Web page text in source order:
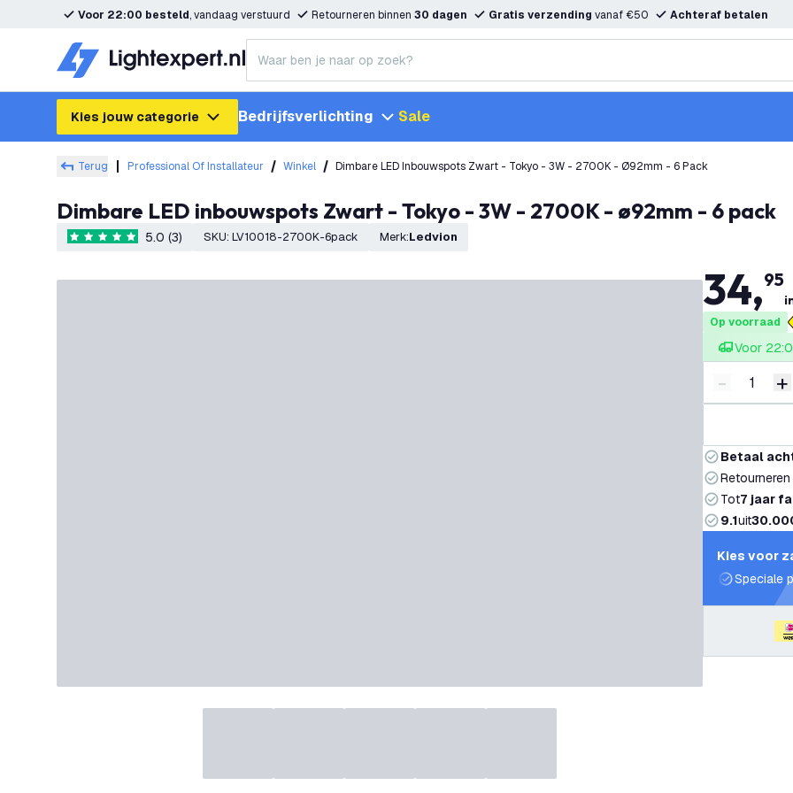
Voor 22:00 besteld, vandaag verstuurd Retourneren binnen 30 dagen Gratis verzending vanaf €50 Achteraf betalen
Kies jouw categorie Bedrijfsverlichting Sale
Terug Professional Of Installateur Winkel Dimbare LED Inbouwspots Zwart - Tokyo - 3W - 2700K - Ø92mm - 6 Pack
Dimbare LED inbouwspots Zwart - Tokyo - 3W - 2700K - ø92mm - 6 pack
5 score sterren5.0 (3) SKU: LV10018-2700K-6pack Merk: Ledvion
34,95
Op voorraad
Voor
Verminder
- +
Betaal
Tot7 jaar
9.1uit
Kies voor
Speciale